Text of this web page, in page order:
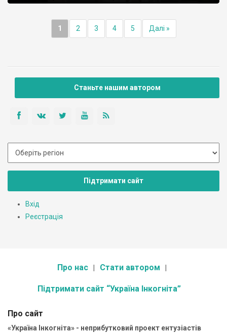
1 2 3 4 5 Далі »
Станьте нашим автором
Підтримати сайт
Вхід
Реєстрація
Про нас Стати автором
Підтримати сайт “Україна Інкогніта”
Про сайт
«Україна Інкогніта» - неприбутковий проект ентузіастів